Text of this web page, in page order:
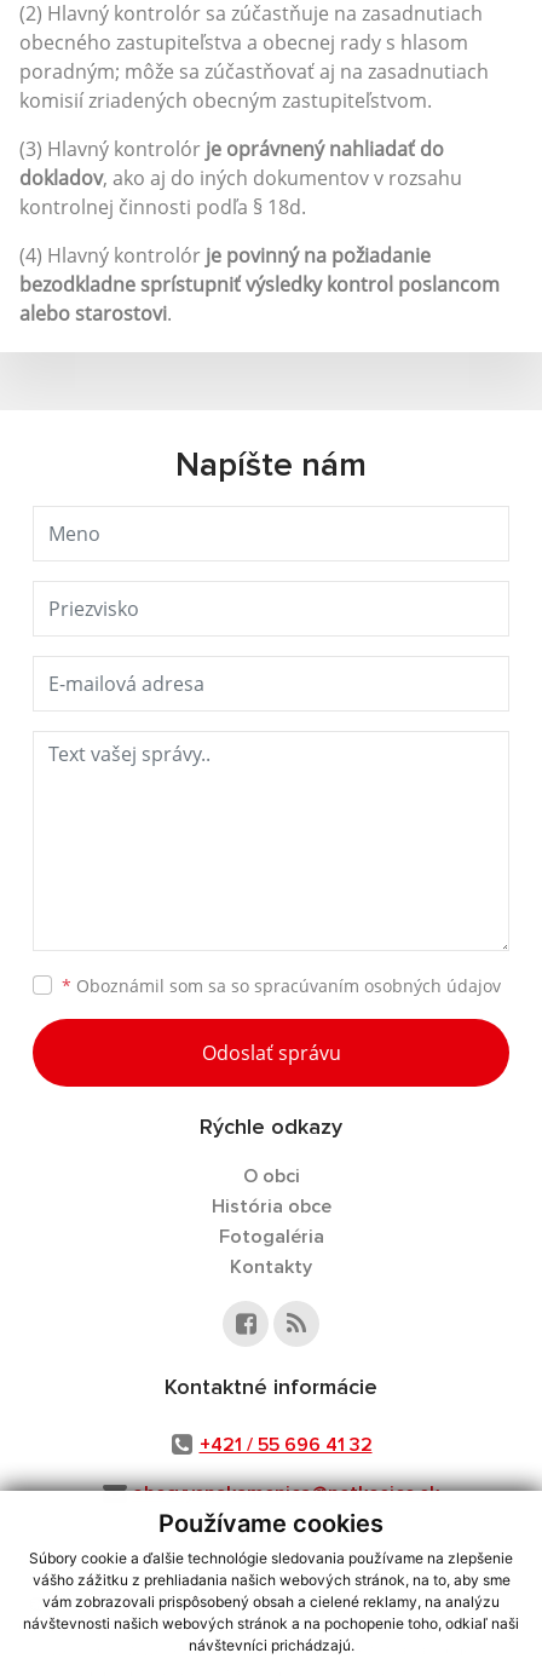
Používame cookies
Súbory cookie a ďalšie technológie sledovania používame na zlepšenie
vášho zážitku z prehliadania našich webových stránok, na to, aby sme
vám zobrazovali prispôsobený obsah a cielené reklamy, na analýzu
návštevnosti našich webových stránok a na pochopenie toho, odkiaľ naši
návštevníci prichádzajú.
(2) Hlavný kontrolór sa zúčastňuje na zasadnutiach
obecného zastupiteľstva a obecnej rady s hlasom
poradným; môže sa zúčastňovať aj na zasadnutiach
komisií zriadených obecným zastupiteľstvom.
(3) Hlavný kontrolór je oprávnený nahliadať do
dokladov, ako aj do iných dokumentov v rozsahu
kontrolnej činnosti podľa § 18d.
(4) Hlavný kontrolór je povinný na požiadanie
bezodkladne sprístupniť výsledky kontrol poslancom
alebo starostovi.
Napíšte nám
* Oboznámil som sa so spracúvaním osobných údajov
Odoslať správu
Rýchle odkazy
O obci
História obce
Fotogaléria
Kontakty
Kontaktné informácie
+421 / 55 696 41 32
obecvysnakamenica@netkosice.sk
využite možnosť získavania aktuálnych informácií s využitím RSS
CMS systém (redakčný) systém ECHELON 2,Mapa stránok,web portál
webex.digital, s.r.o.,domény,registrácia domény